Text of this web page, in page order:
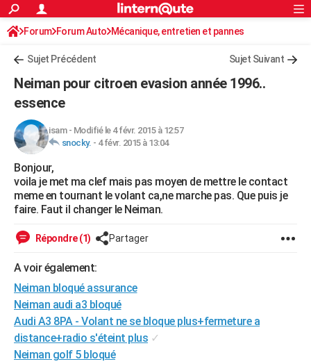
ACTUALITÉS
Politique
Société
Faits Divers
Education
Monde
Villes
+
FINANCE
Retraite
Impôts
Epargne
Immobilier
Risques naturels par ville
Banque
Assurance
Crédit
AUTO
Essais
Réserver un essai
Citadines
Berlines
SUV
Forum auto
HIGH-TECH
Mobiles
Meilleur smartphone
Internet
Ordinateurs
Jeux vidéo
Guide high-tech
+BRICOLAGE
Forum
Aménagement intérieur
Extérieur
Cuisine
Salle de bains
Jardinage
Rangement
WEEK-END
Guides de France
Escapades
Patrimoine
Expositions
Musées
Week-end nature
LIFESTYLE
Art de vivre
Bien-être
Loisirs
Mode
Modes de vie
SANTE
Alimentation
Guide de la santé
Maladies
Médicaments
Sommeil
VOYAGE
Destinations
City break
Voyage nature
Voyage de noces
Forum
Climat
+PHOTO
GUIDES D'ACHAT
Rechercher
S'inscrire
Connexion
Forum Forum Auto Mécanique, entretien et pannes
Sujet Précédent Sujet Suivant
Neiman pour citroen evasion année 1996..
essence
isam- Modifié le 4 févr. 2015 à 12:57
snocky. - 4 févr. 2015 à 13:04
Bonjour,
voila je met ma clef mais pas moyen de mettre le contact
meme en tournant le volant ca,ne marche pas. Que puis je
faire. Faut il changer le Neiman.
Répondre (1) Partager
A voir également:
Neiman bloqué assurance
Neiman audi a3 bloqué
Audi A3 8PA - Volant ne se bloque plus+fermeture a
distance+radio s'éteint plus ✓
Neiman golf 5 bloqué